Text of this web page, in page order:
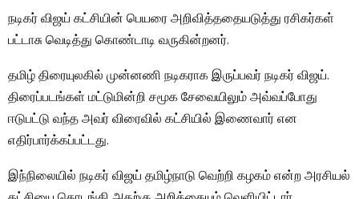
நடிகர் விஜய் கட்சியின் பெயரை அறிவித்ததையடுத்து ரசிகர்கள்
பட்டாசு வெடித்து கொண்டாடி வருகின்றனர்.
தமிழ் திரையுலகில் முன்னணி நடிகராக இருப்பவர் நடிகர் விஜய்.
திரைப்படங்கள் மட்டுமின்றி சமூக சேவையிலும் அவ்வப்போது
ஈடுபட்டு வந்த அவர் விரைவில் கட்சியில் இணைவார் என
எதிர்பார்க்கப்பட்டது.
இந்நிலையில் நடிகர் விஜய் தமிழ்நாடு வெற்றி கழகம் என்ற அரசியல்